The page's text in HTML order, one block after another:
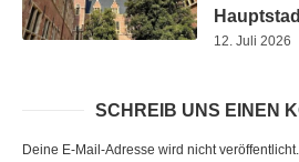
12. Juli 2026
SCHREIB UNS EINEN
Deine E-Mail-Adresse wird nicht veröffentlicht.